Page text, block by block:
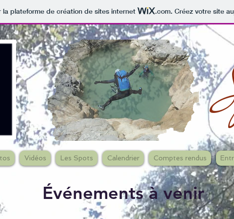
la plateforme de création de sites internet .com. Créez votre site
Vidéos Les Spots Calendrier Comptes rendus
Événements à venir